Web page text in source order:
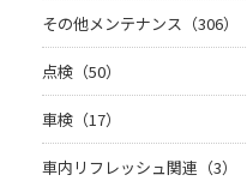
その他メンテナンス（306）
点検（50）
車検（17）
車内リフレッシュ関連（3）